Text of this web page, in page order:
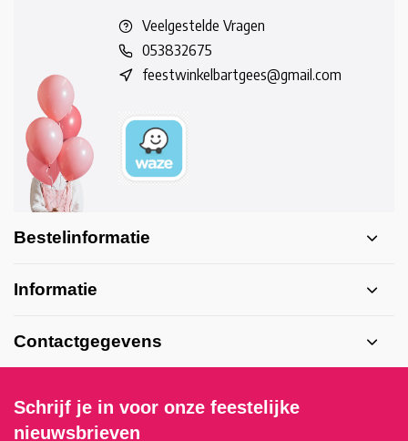
Veelgestelde Vragen
053832675
feestwinkelbartgees@gmail.com
Bestelinformatie
Informatie
Contactgegevens
Schrijf je in voor onze feestelijke
nieuwsbrieven